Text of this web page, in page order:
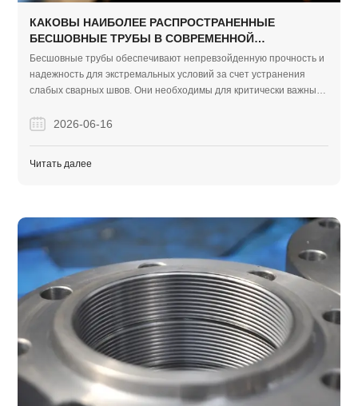
КАКОВЫ НАИБОЛЕЕ РАСПРОСТРАНЕННЫЕ
БЕСШОВНЫЕ ТРУБЫ В СОВРЕМЕННОЙ
ПРОМЫШЛЕННОСТИ?
Бесшовные трубы обеспечивают непревзойденную прочность и
надежность для экстремальных условий за счет устранения
слабых сварных швов. Они необходимы для критически важных
и тяжелой строительной отраслях.
2026-06-16
Читать далее